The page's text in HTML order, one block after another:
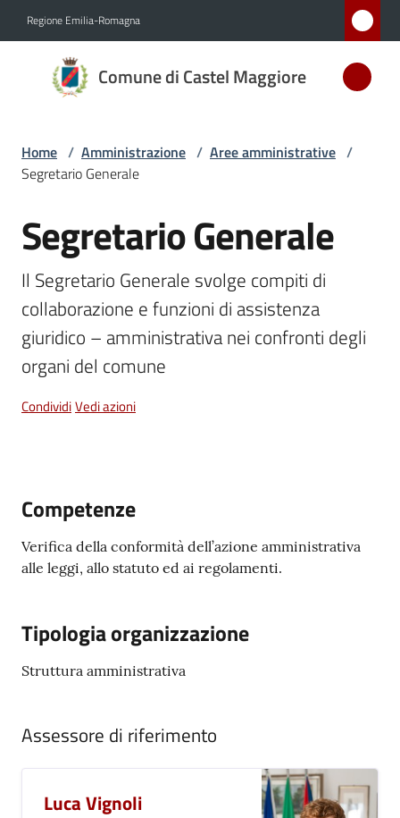
Regione Emilia-Romagna
Comune di Castel Maggiore
Comune
di Castel
D'ARGENTO
AL MERITO
Amministrazione
Menu selezionato
Novità
Servizi
Amministrazione
Albo
pretorio
gli
argomenti...
Home / Amministrazione / Aree amministrative /
Segretario Generale
Salta al contenuto
Segretario Generale
Il Segretario Generale svolge compiti di
collaborazione e funzioni di assistenza
giuridico – amministrativa nei confronti degli
organi del comune
CondividiVedi azioni
Competenze
Verifica della conformità dell’azione amministrativa
alle leggi, allo statuto ed ai regolamenti.
Tipologia organizzazione
Struttura amministrativa
Assessore di riferimento
Luca Vignoli